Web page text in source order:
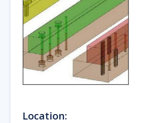
Location: